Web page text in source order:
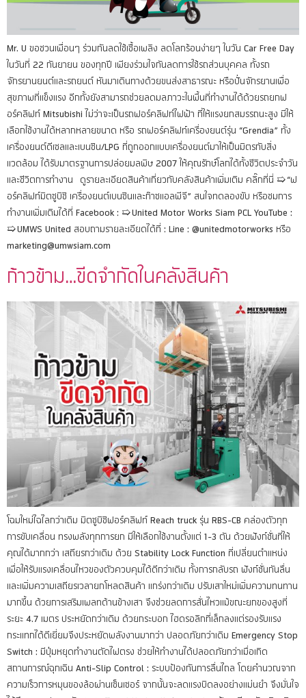
Mr. U ขอชวนเพื่อนๆ ร่วมกันลดใช้เชื้อเพลิง ลดโลกร้อนง่ายๆ ในวัน Car Free Day
ในวันที่ 22 กันยายน ของทุกปี เพียงร่วมใจกันลดการใช้รถส่วนบุคคล ทั้งรถ
จักรยานยนต์และรถยนต์ หันมาเดินทางด้วยขนส่งสาธารณะ หรือปั่นจักรยานเพื่อ
สุขภาพที่แข็งแรง อีกทั้งยังสามารถช่วยลดมลภาวะในพื้นที่ทำงานได้ด้วยรถยกฟ
อร์คลิฟท์ Mitsubishi ไม่ว่าจะเป็นรถฟอร์คลิฟท์ไฟฟ้า ที่ให้แรงยกสมรรถนะสูง มีให้
เลือกใช้งานได้หลากหลายขนาด หรือ รถฟอร์คลิฟท์เครื่องยนต์รุ่น “Grendia” ทั้ง
เครื่องยนต์ดีเซลและเบนซิน/LPG ที่ถูกออกแบบเครื่องยนต์มาให้เป็นมิตรกับสิ่ง
แวดล้อม ได้รับมาตรฐานการปล่อยมลพิษ 2007 ให้คุณรักษ์โลกได้ทั้งชีวิตประจำวัน
และชีวิตการทำงาน ดูรายละเอียดสินค้าเกี่ยวกับคลังสินค้าเพิ่มเติม คลิ๊กที่นี่ ➯ “ฟ
อร์คลิฟท์มิตซูบิชิ เครื่องยนต์เบนซินและก๊าซแอลพีจี” สนใจทดลองขับ หรือชมการ
ทำงานเพิ่มเติมได้ที่ Facebook : ➯ United Motor Works Siam PCL YouTube :
➯ UMWS United สอบถามรายละเอียดได้ที่ : Line : @unitedmotorworks หรือ
marketing@umwsiam.com
ก้าวข้าม…ขีดจำกัดในคลังสินค้า
โฉมใหม่ไฉไลกว่าเดิม มิตซูบิชิฟอร์คลิฟท์ Reach truck รุ่น RBS-CB คล่องตัวทุก
การขับเคลื่อน ทรงพลังทุกการยก มีให้เลือกใช้งานตั้งแต่ 1-3 ตัน ด้วยฟังก์ชั่นที่ให้
คุณได้มากกว่า เสถียรกว่าเดิม ด้วย Stability Lock Function ที่เปลี่ยนตำแหน่ง
เพื่อให้รับแรงเคลื่อนไหวของตัวควบคุมได้ดีกว่าเดิม ทั้งการกลับรถ ฟังก์ชั่นกันลื่น
และเพิ่มความเสถียรเวลายกโหลดสินค้า แกร่งกว่าเดิม ปรับเสาใหม่เพิ่มความทนทาน
มากขึ้น ด้วยการเสริมเพลทด้านข้างเสา จึงช่วยลดการสั่นไหวแม้ขณะยกของสูงที่
ระยะ 4.7 เมตร ประหยัดกว่าเดิม ด้วยกระบอก ไฮดรอลิกที่เล็กลงแต่รองรับแรง
กระแทกได้ดีเยี่ยมจึงประหยัดพลังงานมากว่า ปลอดภัยกว่าเดิม Emergency Stop
Switch : มีปุ่มหยุดทำงานตัดไฟตรง ช่วยให้ทำงานได้ปลอดภัยกว่าเมื่อเกิด
สถานการณ์ฉุกเฉิน Anti-Slip Control : ระบบป้องกันการลื่นไถล โดยคำนวณจาก
ความเร็วการหมุนของล้อผ่านเซ็นเซอร์ จากนั้นจะลดแรงบิดลงอย่างแม่นยำ จึงมั่นใจ